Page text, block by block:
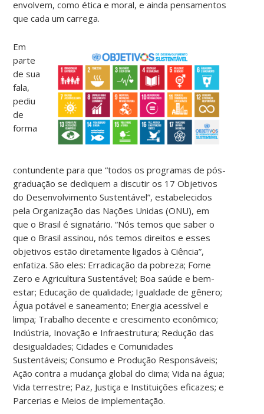
envolvem, como ética e moral, e ainda pensamentos
que cada um carrega.
Em
parte
de sua
fala,
pediu
de
forma
contundente para que “todos os programas de pós-
graduação se dediquem a discutir os 17 Objetivos
do Desenvolvimento Sustentável”, estabelecidos
pela Organização das Nações Unidas (ONU), em
que o Brasil é signatário. “Nós temos que saber o
que o Brasil assinou, nós temos direitos e esses
objetivos estão diretamente ligados à Ciência”,
enfatiza. São eles: Erradicação da pobreza; Fome
Zero e Agricultura Sustentável; Boa saúde e bem-
estar; Educação de qualidade; Igualdade de gênero;
Água potável e saneamento; Energia acessível e
limpa; Trabalho decente e crescimento econômico;
Indústria, Inovação e Infraestrutura; Redução das
desigualdades; Cidades e Comunidades
Sustentáveis; Consumo e Produção Responsáveis;
Ação contra a mudança global do clima; Vida na água;
Vida terrestre; Paz, Justiça e Instituições eficazes; e
Parcerias e Meios de implementação.